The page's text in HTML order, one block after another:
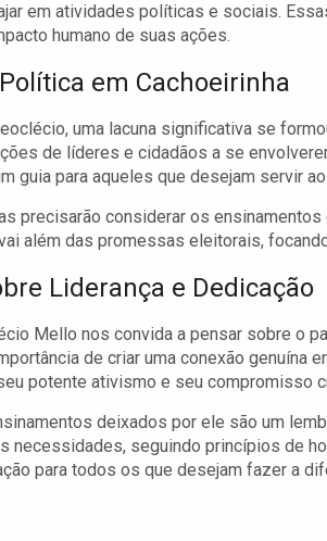
em atividades políticas e sociais.
humano de suas ações.
em Cachoeirinha
uma lacuna significativa se
de líderes e cidadãos a se
guia para aqueles que desejam servir
precisarão considerar os
além das promessas eleitorais,
Liderança e Dedicação
Mello nos convida a pensar sobre o
de criar uma conexão genuína
potente ativismo e seu compromisso
deixados por ele são um
necessidades, seguindo princípios de
para todos os que desejam fazer a